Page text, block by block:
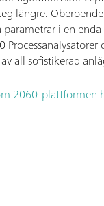
längre.
parametrar i en
all sofistikerad
2060-plattformen